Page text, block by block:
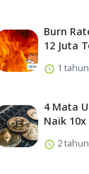
Burn
12 Juta
1
4 Mata
Naik 10x
2